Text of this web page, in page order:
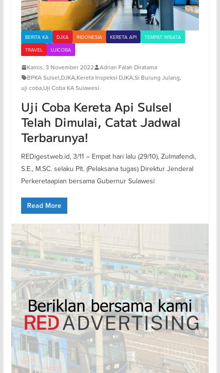
BERITA KA DJKA INDONESIA KERETA API
TEMPAT WISATA
TRAVEL
UJICOBA
Kamis, 3 November 2022
Adrian Falah Diratama
BPKA Sulsel,DJKA,Kereta Inspeksi DJKA,Si Burung Julang,
uji coba,Uji Coba KA Sulawesi
Uji Coba Kereta Api Sulsel
Telah Dimulai, Catat Jadwal
Terbarunya!
REDigest.web.id, 3/11 – Empat hari lalu (29/10), Zulmafendi,
S.E., M.SC. selaku Plt. (Pelaksana tugas) Direktur Jenderal
Perkeretaapian bersama Gubernur Sulawesi
Read More